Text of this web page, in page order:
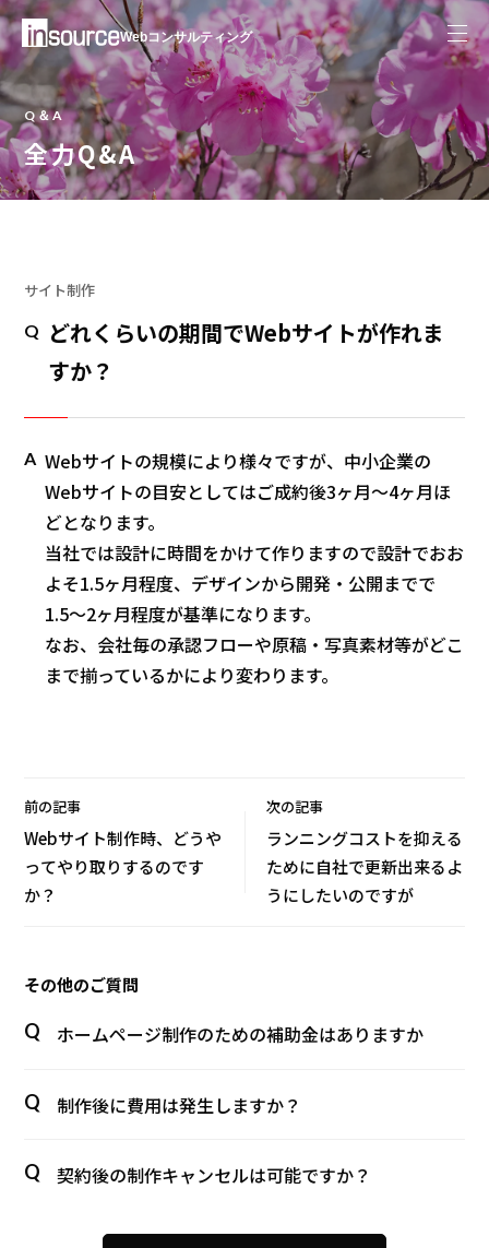
Webコンサルティング
Q＆A
全力Q&A
サイト制作
Q
どれくらいの期間でWebサイトが作れま
すか？
A Webサイトの規模により様々ですが、中小企業の
Webサイトの目安としてはご成約後3ヶ月〜4ヶ月ほ
どとなります。
当社では設計に時間をかけて作りますので設計でおお
よそ1.5ヶ月程度、デザインから開発・公開までで
1.5〜2ヶ月程度が基準になります。
なお、会社毎の承認フローや原稿・写真素材等がどこ
まで揃っているかにより変わります。
前の記事
Webサイト制作時、どうや
ってやり取りするのです
か？
次の記事
ランニングコストを抑える
ために自社で更新出来るよ
うにしたいのですが
その他のご質問
ホームページ制作のための補助金はありますか
制作後に費用は発生しますか？
契約後の制作キャンセルは可能ですか？